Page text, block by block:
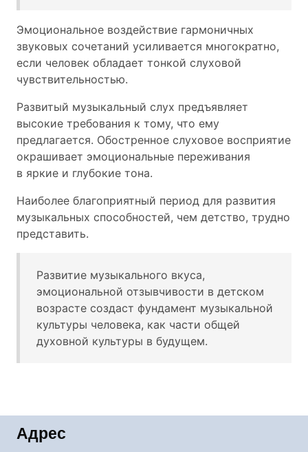
Эмоциональное воздействие гармоничных
звуковых сочетаний усиливается многократно,
если человек обладает тонкой слуховой
чувствительностью.
Развитый музыкальный слух предъявляет
высокие требования к тому, что ему
предлагается. Обостренное слуховое восприятие
окрашивает эмоциональные переживания
в яркие и глубокие тона.
Наиболее благоприятный период для развития
музыкальных способностей, чем детство, трудно
представить.
Развитие музыкального вкуса,
эмоциональной отзывчивости в детском
возрасте создаст фундамент музыкальной
культуры человека, как части общей
духовной культуры в будущем.
Адрес